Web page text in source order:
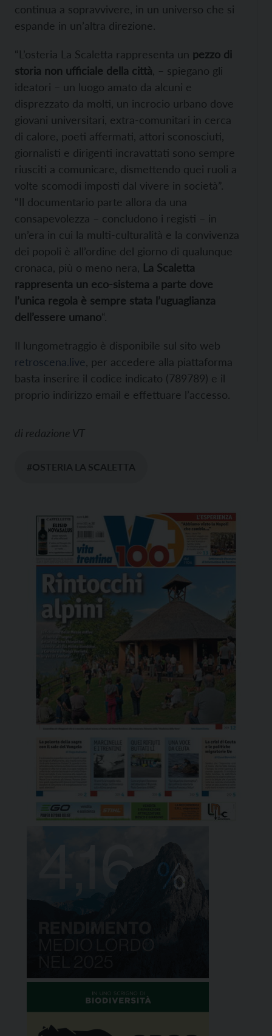
continua a sopravvivere, in un universo che si
espande in un’altra direzione.
“L’osteria La Scaletta rappresenta un pezzo di
storia non ufficiale della città , – spiegano gli
ideatori – un luogo amato da alcuni e
disprezzato da molti, un incrocio urbano dove
giovani universitari, extra-comunitari in cerca
di calore, poeti affermati, attori sconosciuti,
giornalisti e dirigenti incravattati sono sempre
riusciti a comunicare, dismettendo quei ruoli a
volte scomodi imposti dal vivere in società”.
“Il documentario parte allora da una
consapevolezza – concludono i registi – in
un’era in cui la multi-culturalità e la convivenza
dei popoli è all’ordine del giorno di qualunque
cronaca, più o meno nera, La Scaletta
rappresenta un eco-sistema a parte dove
l’unica regola è sempre stata l’uguaglianza
dell’essere umano“.
Il lungometraggio è disponibile sul sito web
retroscena.live , per accedere alla piattaforma
basta inserire il codice indicato (789789) e il
proprio indirizzo email e effettuare l’accesso.
di redazione VT
#OSTERIA LA SCALETTA